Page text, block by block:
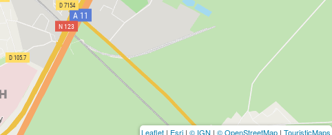
Leaflet | Esri | © IGN | © OpenStreetMap | TouristicMaps